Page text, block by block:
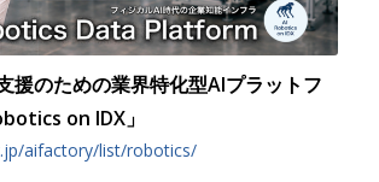
援のための業界特化型AIプラットフ
on IDX」
aifactory/list/robotics/